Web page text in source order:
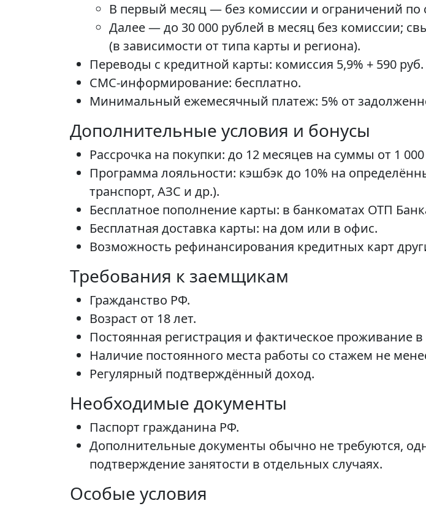
В первый месяц — без комиссии и ограничений по
Далее — до 30 000 рублей в месяц без комиссии;
(в зависимости от типа карты и региона).
Переводы с кредитной карты: комиссия 5,9% + 590 руб.
СМС-информирование: бесплатно.
Минимальный ежемесячный платеж: 5% от
Дополнительные условия и бонусы
Рассрочка на покупки: до 12 месяцев на суммы от 1
Программа лояльности: кэшбэк до 10% на
транспорт, АЗС и др.).
Бесплатное пополнение карты: в банкоматах ОТП
Бесплатная доставка карты: на дом или в офис.
Возможность рефинансирования кредитных карт
Требования к заемщикам
Гражданство РФ.
Возраст от 18 лет.
Постоянная регистрация и фактическое проживание в
Наличие постоянного места работы со стажем не
Регулярный подтверждённый доход.
Необходимые документы
Паспорт гражданина РФ.
Дополнительные документы обычно не требуются,
подтверждение занятости в отдельных случаях.
Особые условия